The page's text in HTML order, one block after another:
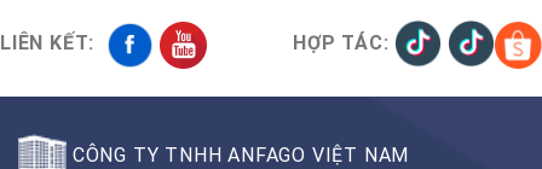
LIÊN KẾT: HỢP TÁC:
CÔNG TY TNHH ANFAGO VIỆT NAM